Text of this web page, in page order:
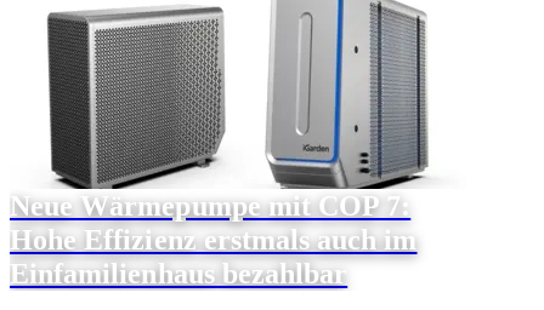
Neue Wärmepumpe mit COP 7:
Hohe Effizienz erstmals auch im
Einfamilienhaus bezahlbar